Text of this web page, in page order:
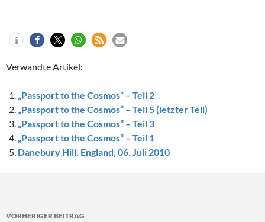
Verwandte Artikel:
„Passport to the Cosmos“ – Teil 2
„Passport to the Cosmos“ – Teil 5 (letzter Teil)
„Passport to the Cosmos“ – Teil 3
„Passport to the Cosmos“ – Teil 1
Danebury Hill, England, 06. Juli 2010
Beitragsnavigation
VORHERIGER BEITRAG